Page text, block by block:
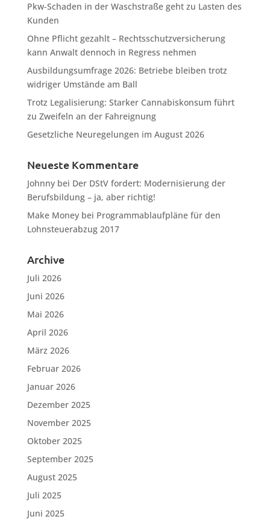
Pkw-Schaden in der Waschstraße geht zu Lasten des
Kunden
Ohne Pflicht gezahlt – Rechtsschutzversicherung
kann Anwalt dennoch in Regress nehmen
Ausbildungsumfrage 2026: Betriebe bleiben trotz
widriger Umstände am Ball
Trotz Legalisierung: Starker Cannabiskonsum führt
zu Zweifeln an der Fahreignung
Gesetzliche Neuregelungen im August 2026
Neueste Kommentare
Johnnybei Der DStV fordert: Modernisierung der
Berufsbildung – ja, aber richtig!
Make Moneybei Programmablaufpläne für den
Lohnsteuerabzug 2017
Archive
Juli 2026
Juni 2026
Mai 2026
April 2026
März 2026
Februar 2026
Januar 2026
Dezember 2025
November 2025
Oktober 2025
September 2025
August 2025
Juli 2025
Juni 2025